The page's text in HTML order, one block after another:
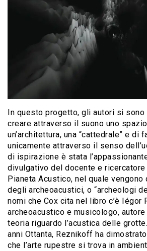
In questo progetto, gli autori si
creare attraverso il suono uno
un’architettura, una “cattedrale” e di
unicamente attraverso il senso
di ispirazione è stata
divulgativo del docente e ricercatore
Pianeta Acustico, nel quale
degli archeoacustici, o “archeologi
nomi che Cox cita nel libro c’è Iégor
archeoacustico e musicologo, autore
teoria riguardo l’acustica delle
anni Ottanta, Reznikoff ha
che l’arte rupestre si trova in